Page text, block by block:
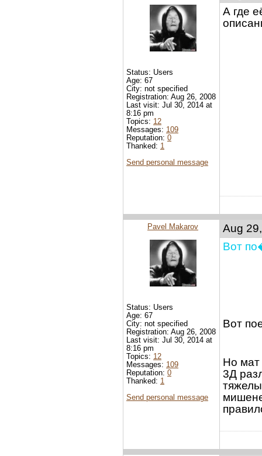
А где
Status: Users
Age: 67
City: not specified
Registration: Aug 26, 2008
Last visit: Jul 30, 2014 at
8:16 pm
Topics: 12
Messages: 109
Reputation: 0
Thanked: 1
Send personal message
Aug
Вот
Вот
Но мат
3Д
Pavel Makarov
Status: Users
Age: 67
City: not specified
Registration: Aug 26, 2008
Last visit: Jul 30, 2014 at
8:16 pm
Topics: 12
Messages: 109
Reputation: 0
Thanked: 1
Send personal message